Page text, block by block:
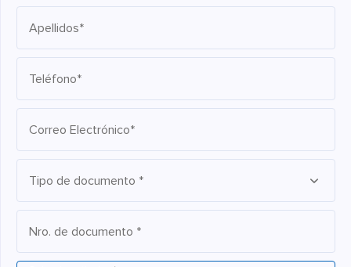
Apellidos*
Teléfono*
Correo Electrónico*
Tipo de documento *
Nro. de documento *